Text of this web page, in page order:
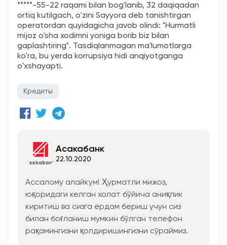
*****-55-22 raqami bilan bog'lanib, 32 daqiqadan
ortiq kutilgach, o'zini Sayyora deb tanishtirgan
operatordan quyidagicha javob olindi: "Hurmatli
mijoz o'sha xodimni yoniga borib biz bilan
gaplashtiring". Tasdiqlanmagan ma'lumotlarga
ko'ra, bu yerda korrupsiya hidi anqiyotganga
o'xshayapti.
Кредиты
Асакабанк
22.10.2020
Ассалому алайкум! Ҳурматли мижоз,
юқоридаги келган холат бўйича аниқлик
киритиш ва сизга ёрдам бериш учун сиз
билан боғланиш мумкин бўлган телефон
рақамингизни қолдиришингизни сўраймиз.